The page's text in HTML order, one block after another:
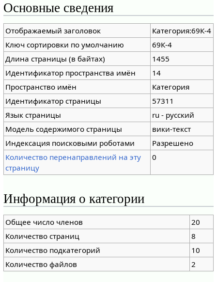
Основные сведения
Отображаемый заголовок
Категория:69К-4
Ключ сортировки по умолчанию
69К-4
Длина страницы (в байтах)
1455
Идентификатор пространства имён
14
Пространство имён
Категория
Идентификатор страницы
57311
Язык страницы
ru - русский
Модель содержимого страницы
вики-текст
Индексация поисковыми роботами
Разрешено
Количество перенаправлений на эту
страницу
0
Информация о категории
Общее число членов
20
Количество страниц
8
Количество подкатегорий
10
Количество файлов
2